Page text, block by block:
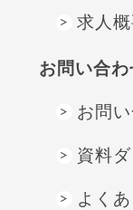
求人
お問い合わ
お問
資料
よく